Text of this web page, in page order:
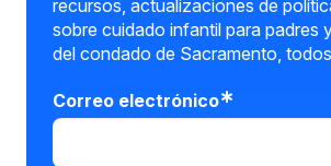
recursos, actualizaciones de
sobre cuidado infantil para padres
del condado de Sacramento,
Correo electrónico